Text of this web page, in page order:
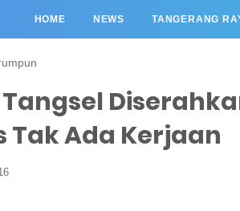
HOME NEWS TANGERANG
Tangsel
Tak Ada Kerjaan